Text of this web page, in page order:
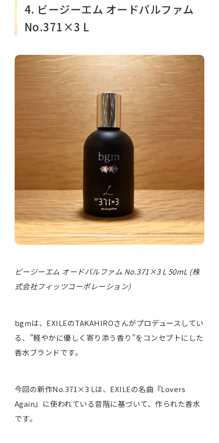
4. ビージーエム オードパルファム
No.371×3 L
ビージーエム オードパルファム No.371×3 L 50mL (株
式会社フィッツコーポレーション)
bgmは、EXILEのTAKAHIROさんがプロデュースしてい
る、”軽やかに優しく寄り添う香り”をコンセプトにした
香水ブランドです。
今回の新作No.371×3 Lは、EXILEの名曲『Lovers
Again』に使われている音階に基づいて、作られた香水
です。